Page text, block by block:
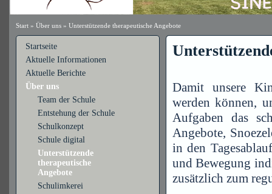
Start» Über uns» Unterstützende therapeutische Angebote
Startseite
Aktuelle Informationen
Aktuelle Berichte
Über uns
Team der Schule
Entstehung der Schule
Schulkonzept
Schule digital
Unterstützende
therapeutische
Angebote
Schulimkerei
Damit unsere
werden können,
Aufgaben das
Angebote,
in den
und Bewegung
zusätzlich zum